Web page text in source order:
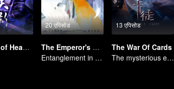
Shadow of Heaven
20 एपिसोड
The Emperor's Strategy
Entanglement in the palace
13 एपिसोड
The War Of Cards
The mysterious energy from cards caused a war, how did Chen Mu handle it?